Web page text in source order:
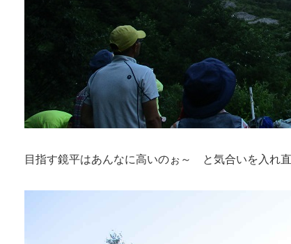
目指す鏡平はあんなに高いのぉ～ と気合いを入れ